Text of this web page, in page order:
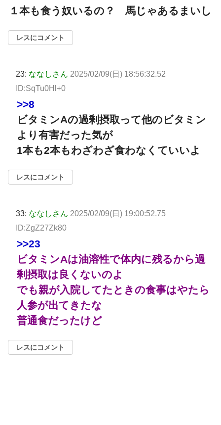
１本も食う奴いるの？ 馬じゃあるまいし
レスにコメント
23: ななしさん 2025/02/09(日) 18:56:32.52
ID:SqTu0Hl+0
>>8
ビタミンAの過剰摂取って他のビタミン
より有害だった気が
1本も2本もわざわざ食わなくていいよ
レスにコメント
33: ななしさん 2025/02/09(日) 19:00:52.75
ID:ZgZ27Zk80
>>23
ビタミンAは油溶性で体内に残るから過
剰摂取は良くないのよ
でも親が入院してたときの食事はやたら
人参が出てきたな
普通食だったけど
レスにコメント